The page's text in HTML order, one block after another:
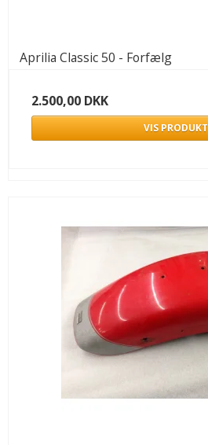
Aprilia Classic 50 - Forfælg
2.500,00 DKK
VIS PRODUKT